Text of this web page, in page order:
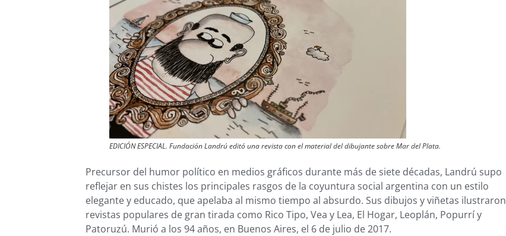
EDICIÓN ESPECIAL. Fundación Landrú editó una revista con el material del dibujante sobre Mar del Plata.
Precursor del humor político en medios gráficos durante más de siete décadas, Landrú supo
reflejar en sus chistes los principales rasgos de la coyuntura social argentina con un estilo
elegante y educado, que apelaba al mismo tiempo al absurdo. Sus dibujos y viñetas ilustraron
revistas populares de gran tirada como Rico Tipo, Vea y Lea, El Hogar, Leoplán, Popurrí y
Patoruzú. Murió a los 94 años, en Buenos Aires, el 6 de julio de 2017.